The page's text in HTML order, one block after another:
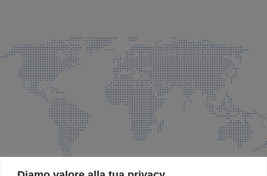
info@faeg.it
COMMERCIALE E SPEDIZIONI
Via Padre Elzi, 32 Grassobbio (BG)
035 525015
035 335037
info@faeg.it
SITE MAP